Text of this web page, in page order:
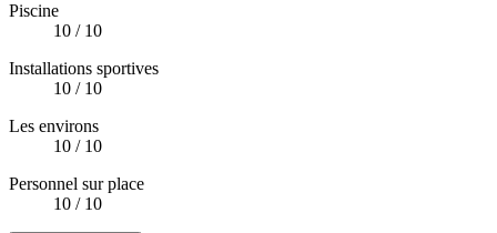
Piscine
10 / 10
Installations sportives
10 / 10
Les environs
10 / 10
Personnel sur place
10 / 10